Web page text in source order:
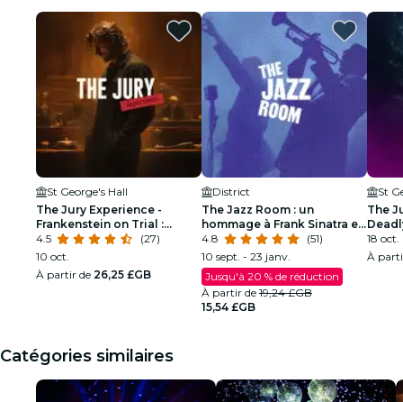
St George's Hall
The Jury Experience -
Frankenstein on Trial :
l’homme qui a défié Dieu
4.5
(27)
10 oct.
À partir de 26,25 £GB
District
The Jazz Room : un
hommage à Frank Sinatra et
Louis Armstrong
4.8
(51)
10 sept. - 23 janv.
Jusqu'à 20 % de réduction
À partir de 19,24 £GB
15,54 £GB
St
The
18 oct.
À
Catégories similaires